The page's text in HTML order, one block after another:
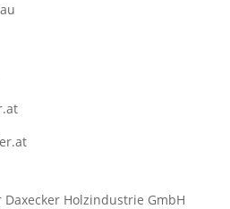
Holzindustrie GmbH